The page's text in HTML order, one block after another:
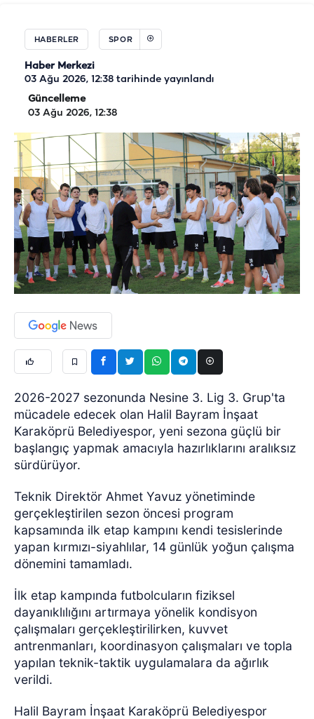
HABERLER SPOR
Haber Merkezi
03 Ağu 2026, 12:38 tarihinde yayınlandı
Güncelleme
03 Ağu 2026, 12:38
2026-2027 sezonunda Nesine 3. Lig 3. Grup'ta
mücadele edecek olan Halil Bayram İnşaat
Karaköprü Belediyespor, yeni sezona güçlü bir
başlangıç yapmak amacıyla hazırlıklarını aralıksız
sürdürüyor.
Teknik Direktör Ahmet Yavuz yönetiminde
gerçekleştirilen sezon öncesi program
kapsamında ilk etap kampını kendi tesislerinde
yapan kırmızı-siyahlılar, 14 günlük yoğun çalışma
dönemini tamamladı.
İlk etap kampında futbolcuların fiziksel
dayanıklılığını artırmaya yönelik kondisyon
çalışmaları gerçekleştirilirken, kuvvet
antrenmanları, koordinasyon çalışmaları ve topla
yapılan teknik-taktik uygulamalara da ağırlık
verildi.
Halil Bayram İnşaat Karaköprü Belediyespor